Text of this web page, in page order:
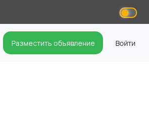
Разместить объявление Войти